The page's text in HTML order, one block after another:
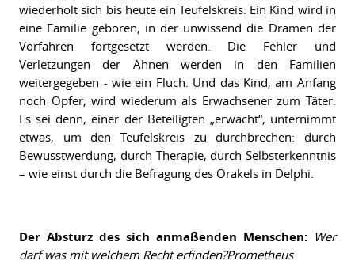
wiederholt sich bis heute ein Teufelskreis: Ein Kind wird in
eine Familie geboren, in der unwissend die Dramen der
Vorfahren fortgesetzt werden. Die Fehler und
Verletzungen der Ahnen werden in den Familien
weitergegeben - wie ein Fluch. Und das Kind, am Anfang
noch Opfer, wird wiederum als Erwachsener zum Täter.
Es sei denn, einer der Beteiligten „erwacht“, unternimmt
etwas, um den Teufelskreis zu durchbrechen: durch
Bewusstwerdung, durch Therapie, durch Selbsterkenntnis
– wie einst durch die Befragung des Orakels in Delphi.
Der Absturz des sich anmaßenden Menschen: Wer
darf was mit welchem Recht erfinden?Prometheus